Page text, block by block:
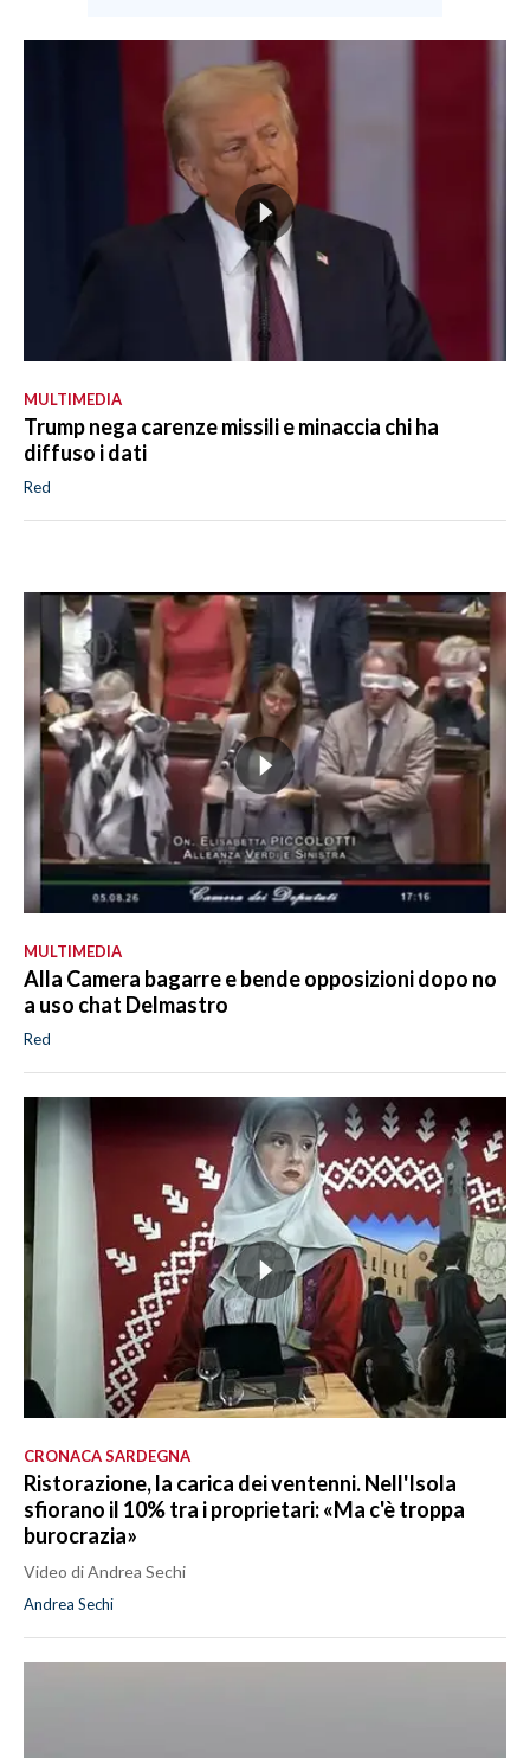
MULTIMEDIA
Trump nega carenze missili e minaccia chi ha
diffuso i dati
Red
MULTIMEDIA
Alla Camera bagarre e bende opposizioni dopo no
a uso chat Delmastro
Red
CRONACA SARDEGNA
Ristorazione, la carica dei ventenni. Nell'Isola
sfiorano il 10% tra i proprietari: «Ma c'è troppa
burocrazia»
Video di Andrea Sechi
Andrea Sechi